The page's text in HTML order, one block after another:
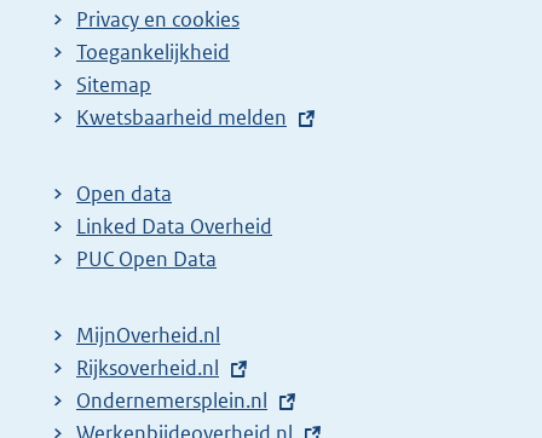
Privacy en cookies
Toegankelijkheid
Sitemap
E
t
e
r
l
i
n
Kwetsbaarheid melden
Open data
Linked Data Overheid
PUC Open Data
MijnOverheid.nl
E
x
Rijksoverheid.nl
e
E
Ondernemersplein.nl